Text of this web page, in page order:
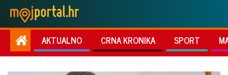
AKTUALNO CRNA KRONIKA SPORT